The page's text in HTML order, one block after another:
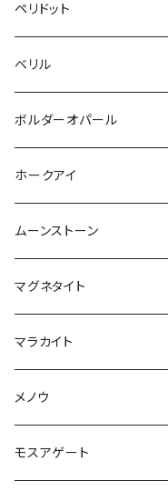
ペリドット
ベリル
ボルダーオパール
ホークアイ
ムーンストーン
マグネタイト
マラカイト
メノウ
モスアゲート